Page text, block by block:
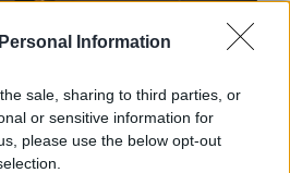
Information
sale, sharing to third parties, or
or sensitive information for
please use the below opt-out